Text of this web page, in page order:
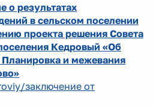
о результатах
в сельском поселении
проекта решения Совета
Кедровый «Об
и межевания
заключение от